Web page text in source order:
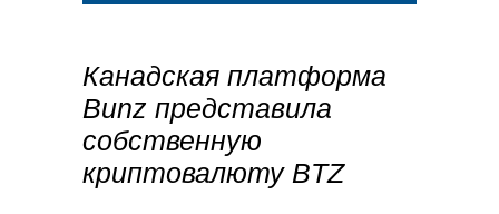
Канадская платформа
Bunz представила
собственную
криптовалюту BTZ